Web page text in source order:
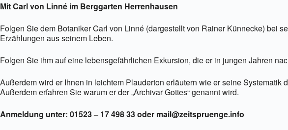
Mit Carl von Linné im Berggarten Herrenhausen
Folgen Sie dem Botaniker Carl von Linné (dargestellt von Rainer Künnecke) bei
Erzählungen aus seinem Leben.
Folgen Sie ihm auf eine lebensgefährlichen Exkursion, die er in jungen Jahren
Außerdem wird er Ihnen in leichtem Plauderton erläutern wie er seine
Außerdem erfahren Sie warum er der „Archivar Gottes“ genannt wird.
Anmeldung unter: 01523 – 17 498 33 oder mail@zeitspruenge.info